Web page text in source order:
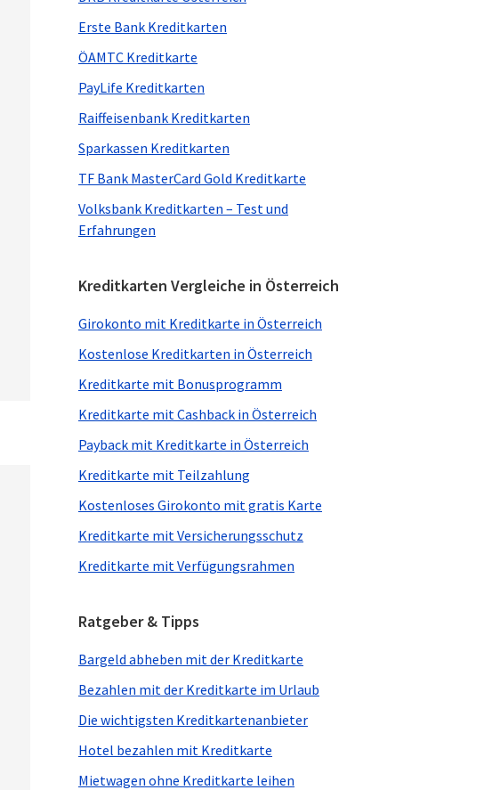
Erste Bank Kreditkarten
ÖAMTC Kreditkarte
PayLife Kreditkarten
Raiffeisenbank Kreditkarten
Sparkassen Kreditkarten
TF Bank MasterCard Gold Kreditkarte
Volksbank Kreditkarten – Test und
Erfahrungen
Kreditkarten Vergleiche in Österreich
Girokonto mit Kreditkarte in Österreich
Kostenlose Kreditkarten in Österreich
Kreditkarte mit Bonusprogramm
Kreditkarte mit Cashback in Österreich
Payback mit Kreditkarte in Österreich
Kreditkarte mit Teilzahlung
Kostenloses Girokonto mit gratis Karte
Kreditkarte mit Versicherungsschutz
Kreditkarte mit Verfügungsrahmen
Ratgeber & Tipps
Bargeld abheben mit der Kreditkarte
Bezahlen mit der Kreditkarte im Urlaub
Die wichtigsten Kreditkartenanbieter
Hotel bezahlen mit Kreditkarte
Mietwagen ohne Kreditkarte leihen